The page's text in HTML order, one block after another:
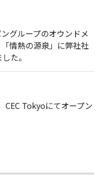
グループのオウンドメ
情熱の源泉」に弊社社
た。
CEC Tokyoにてオープン